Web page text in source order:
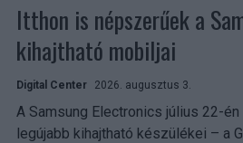
Itthon is népszerűek a
kihajtható mobiljai
Digital Center 2026. augusztus 3.
A Samsung Electronics július 22-
legújabb kihajtható készülékei – a